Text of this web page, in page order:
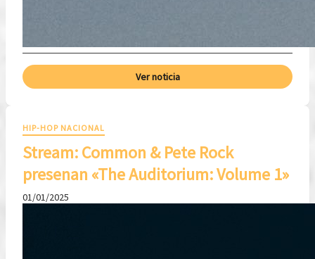
Ver noticia
HIP-HOP NACIONAL
Stream: Common & Pete Rock
presenan «The Auditorium: Volume 1»
01/01/2025